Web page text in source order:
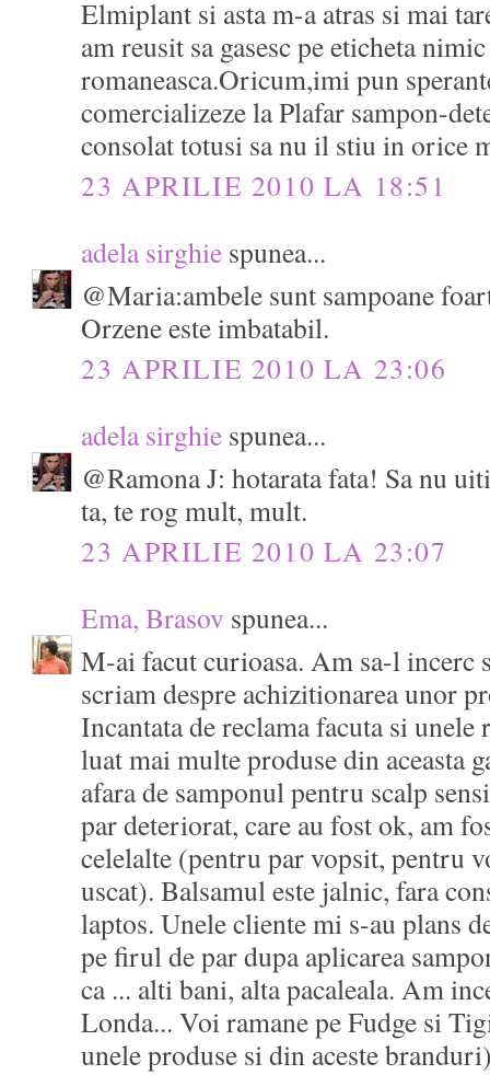
Elmiplant si asta m-a atras si mai
am reusit sa gasesc pe eticheta
romaneasca.Oricum,imi pun
comercializeze la Plafar sampon-
consolat totusi sa nu il stiu in orice
23 APRILIE 2010 LA 18:51
adela sirghie spunea...
@Maria:ambele sunt sampoane
Orzene este imbatabil.
23 APRILIE 2010 LA 23:06
adela sirghie spunea...
@Ramona J: hotarata fata! Sa nu
ta, te rog mult, mult.
23 APRILIE 2010 LA 23:07
Ema, Brasov spunea...
M-ai facut curioasa. Am sa-l incerc
scriam despre achizitionarea unor
Incantata de reclama facuta si
luat mai multe produse din aceasta
afara de samponul pentru scalp
par deteriorat, care au fost ok, am
celelalte (pentru par vopsit, pentru
uscat). Balsamul este jalnic, fara
laptos. Unele cliente mi s-au plans
pe firul de par dupa aplicarea
ca ... alti bani, alta pacaleala. Am
Londa... Voi ramane pe Fudge si
unele produse si din aceste